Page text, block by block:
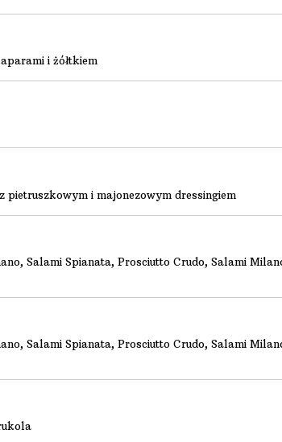
i żółtkiem
i majonezowym dressingiem
Salami Spianata, Prosciutto Crudo, Salami
Salami Spianata, Prosciutto Crudo, Salami